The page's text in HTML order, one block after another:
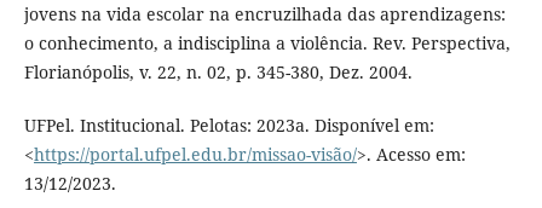
jovens na vida escolar na encruzilhada das aprendizagens:
o conhecimento, a indisciplina a violência. Rev. Perspectiva,
Florianópolis, v. 22, n. 02, p. 345-380, Dez. 2004.
UFPel. Institucional. Pelotas: 2023a. Disponível em:
<https://portal.ufpel.edu.br/missao-visão/>. Acesso em:
13/12/2023.